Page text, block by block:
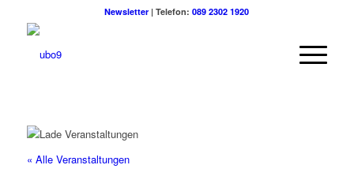
Newsletter | Telefon:089 2302 1920
« Alle Veranstaltungen